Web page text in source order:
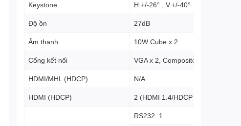
Keystone H:+/-26° , V:+/-40°
Độ ồn 27dB
Âm thanh 10W Cube x 2
Cổng kết nối VGA x 2, Composite x 1
HDMI/MHL (HDCP) N/A
HDMI (HDCP) 2 (HDMI 1.4/HDCP 1.4)
RS232: 1